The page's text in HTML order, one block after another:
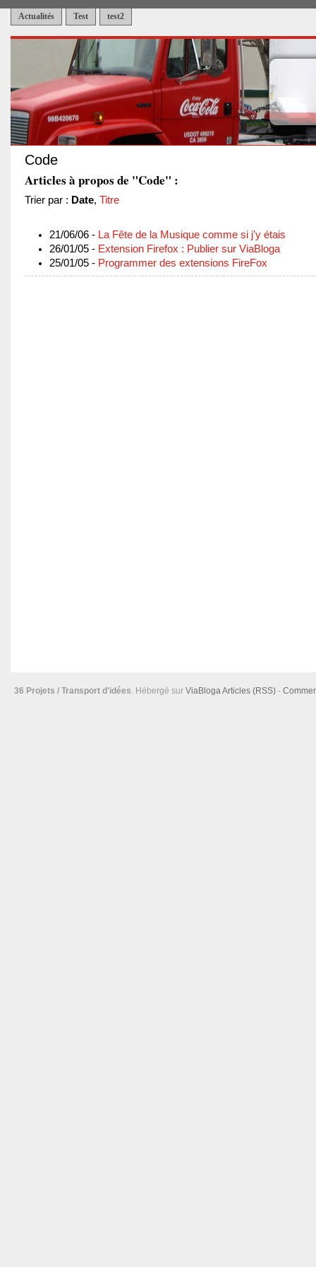
Actualités Test test2
Code
Articles à propos de "Code" :
Trier par : Date, Titre
21/06/06 - La Fête de la Musique comme si j'y étais
26/01/05 - Extension Firefox : Publier sur ViaBloga
25/01/05 - Programmer des extensions FireFox
36 Projets / Transport d'idées . Hébergé sur ViaBloga Articles (RSS) -